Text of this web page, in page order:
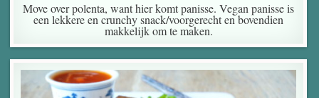
Move over polenta, want hier komt panisse. Vegan panisse is
een lekkere en crunchy snack/voorgerecht en bovendien
makkelijk om te maken.